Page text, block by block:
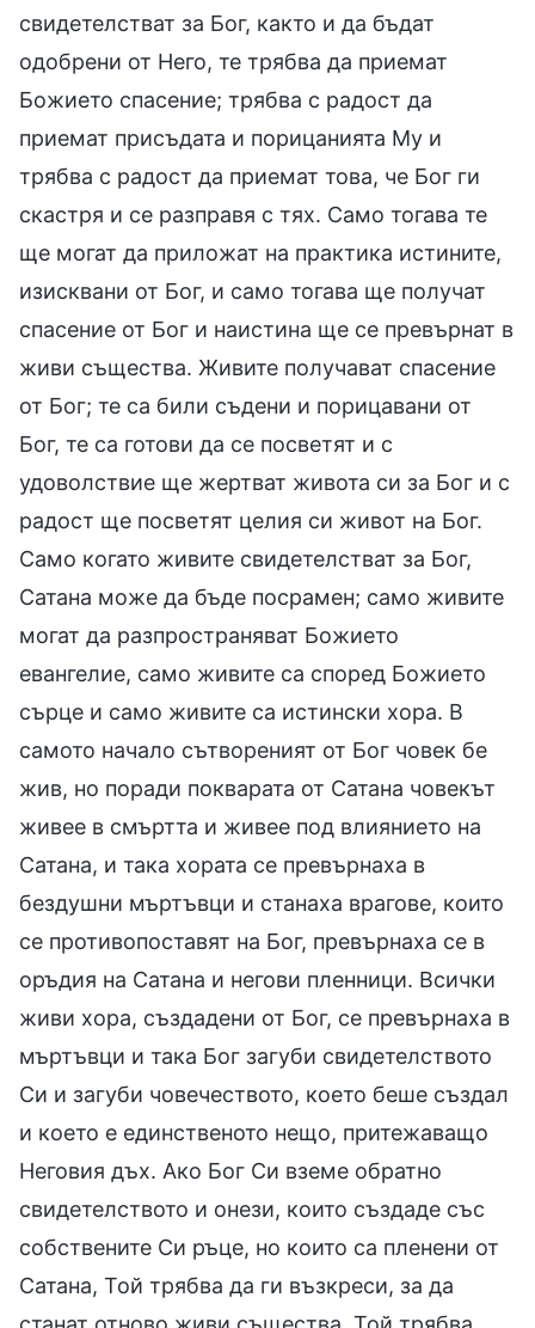
свидетелстват за Бог, както и да бъдат
одобрени от Него, те трябва да приемат
Божието спасение; трябва с радост да
приемат присъдата и порицанията Му и
трябва с радост да приемат това, че Бог ги
скастря и се разправя с тях. Само тогава те
ще могат да приложат на практика истините,
изисквани от Бог, и само тогава ще получат
спасение от Бог и наистина ще се превърнат в
живи същества. Живите получават спасение
от Бог; те са били съдени и порицавани от
Бог, те са готови да се посветят и с
удоволствие ще жертват живота си за Бог и с
радост ще посветят целия си живот на Бог.
Само когато живите свидетелстват за Бог,
Сатана може да бъде посрамен; само живите
могат да разпространяват Божието
евангелие, само живите са според Божието
сърце и само живите са истински хора. В
самото начало сътвореният от Бог човек бе
жив, но поради покварата от Сатана човекът
живее в смъртта и живее под влиянието на
Сатана, и така хората се превърнаха в
бездушни мъртъвци и станаха врагове, които
се противопоставят на Бог, превърнаха се в
оръдия на Сатана и негови пленници. Всички
живи хора, създадени от Бог, се превърнаха в
мъртъвци и така Бог загуби свидетелството
Си и загуби човечеството, което беше създал
и което е единственото нещо, притежаващо
Неговия дъх. Ако Бог Си вземе обратно
свидетелството и онези, които създаде със
собствените Си ръце, но които са пленени от
Сатана, Той трябва да ги възкреси, за да